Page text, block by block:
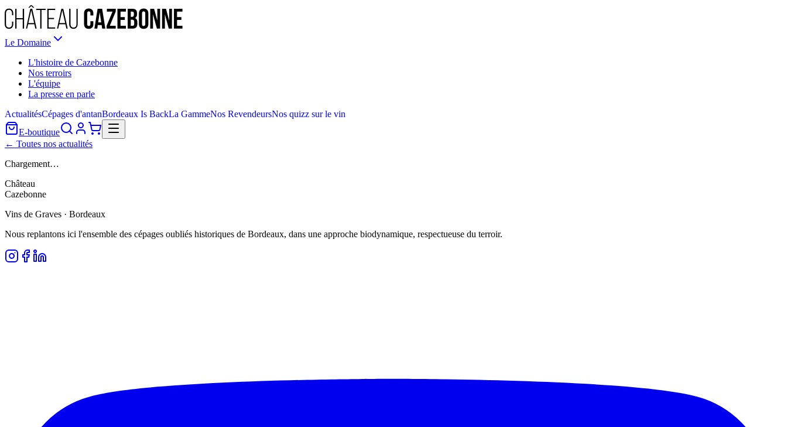
Le Domaine
L'histoire de Cazebonne
Nos terroirs
L'équipe
La presse en parle
ActualitésCépages d'antanBordeaux Is BackLa GammeNos RevendeursNos quizz sur le vin
E-boutique
← Toutes nos actualités
Chargement…
Château
Cazebonne
Vins de Graves · Bordeaux
Nous replantons ici l'ensemble des cépages oubliés historiques de Bordeaux, dans une approche biodynamique, respectueuse du terroir.